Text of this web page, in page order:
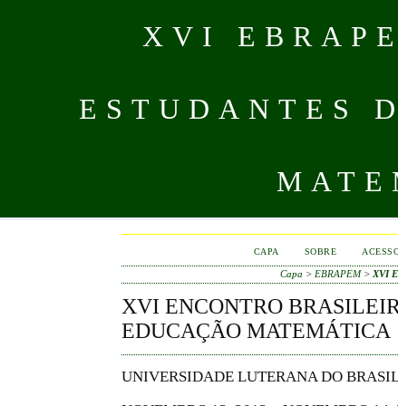
XVI
ESTUDANTES
CAPA SOBRE
Capa > EBRAPEM> XVI
XVI ENCONTRO
EDUCAÇÃO MATEMÁTICA
UNIVERSIDADE LUTERANA DO